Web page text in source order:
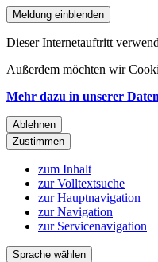
Meldung einblenden
Dieser Internetauftritt
Außerdem möchten wir
Mehr dazu in unserer
Ablehnen
Zustimmen
zum Inhalt
zur Volltextsuche
zur Hauptnavigation
zur Navigation
zur Servicenavigation
Sprache wählen